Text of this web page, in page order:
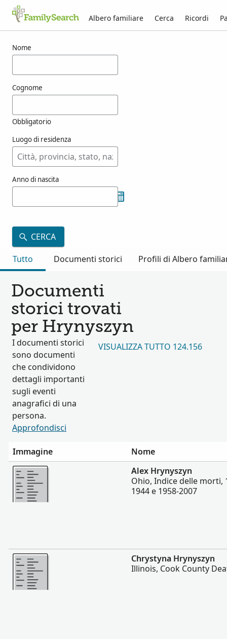
Albero familiare Cerca Ricordi
Nome
Cognome
Obbligatorio
Luogo di residenza
Anno di nascita
CERCA
Tutto
Documenti storici Profili di Albero
Documenti
storici trovati
per Hrynyszyn
I documenti storici
sono documenti
che condividono
dettagli importanti
sugli eventi
anagrafici di una
persona.
Approfondisci
VISUALIZZA TUTTO 124.156
Immagine
Nome
Altro
Alex Hrynyszyn
Ohio, Indice delle morti,
1944 e 1958-2007
Altro
Chrystyna Hrynyszyn
Illinois, Cook County